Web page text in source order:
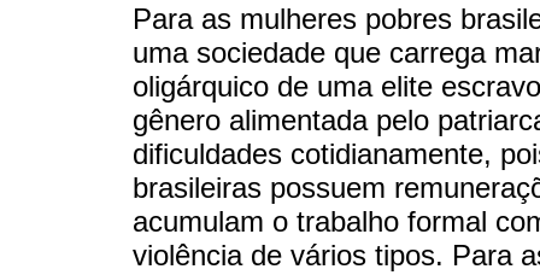
Para as mulheres pobres
uma sociedade que carrega
oligárquico de uma elite
gênero alimentada pelo
dificuldades cotidianamente,
brasileiras possuem
acumulam o trabalho formal
violência de vários tipos. Para